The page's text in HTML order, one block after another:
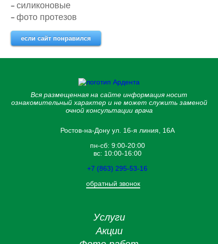
силиконовые
фото протезов
если сайт понравился
Вся размещенная на сайте информация носит
ознакомительный характер и не может служить заменой
очной консультации врача
Ростов-на-Дону ул. 16-я линия, 16А
пн-сб: 9:00-20:00
вс: 10:00-16:00
+7 (863) 295-53-16
обратный звонок
Услуги
Акции